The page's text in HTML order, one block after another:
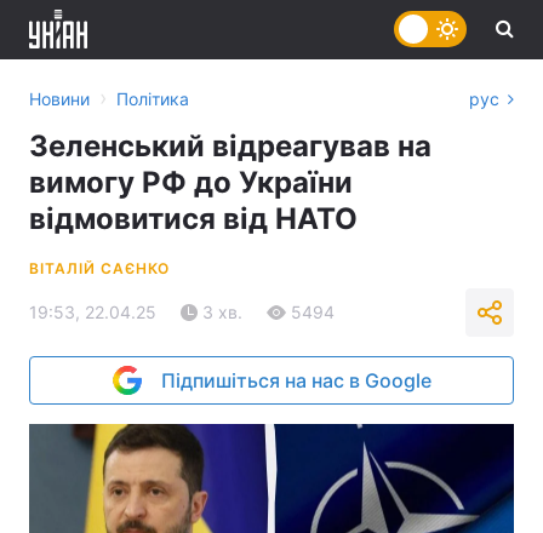
Новини › Політика рус
Зеленський відреагував на
вимогу РФ до України
відмовитися від НАТО
ВІТАЛІЙ САЄНКО
19:53, 22.04.25 3 хв. 5494
Підпишіться на нас в Google